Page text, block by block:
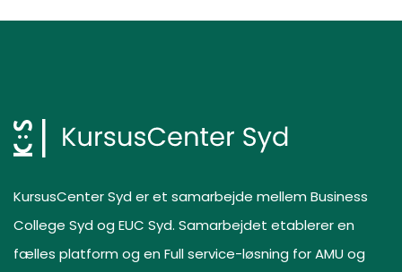
KursusCenter Syd er et samarbejde mellem Business
College Syd og EUC Syd. Samarbejdet etablerer en
fælles platform og en Full service-løsning for AMU og